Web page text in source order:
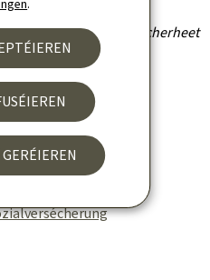
.
a sozial Sécherheet
Sécherheet